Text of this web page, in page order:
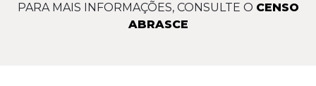
PARA MAIS INFORMAÇÕES, CONSULTE O CENSO
ABRASCE